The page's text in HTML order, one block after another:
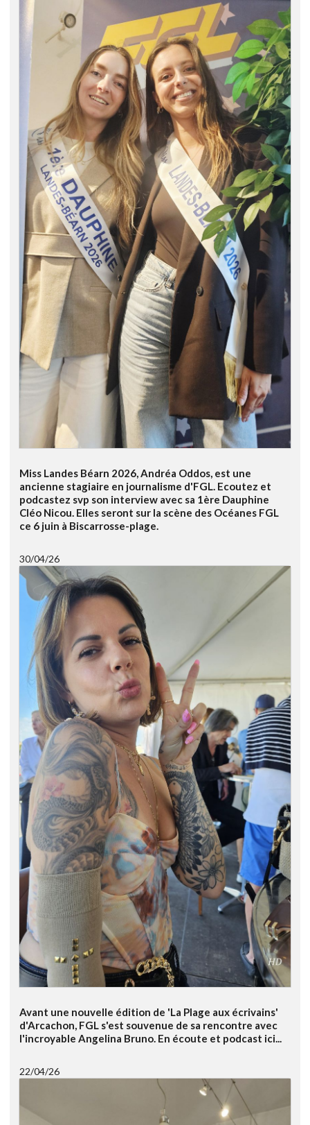
Miss Landes Béarn 2026, Andréa Oddos, est une
ancienne stagiaire en journalisme d'FGL. Ecoutez et
podcastez svp son interview avec sa 1ère Dauphine
Cléo Nicou. Elles seront sur la scène des Océanes FGL
ce 6 juin à Biscarrosse-plage.
30/04/26
Avant une nouvelle édition de 'La Plage aux écrivains'
d'Arcachon, FGL s'est souvenue de sa rencontre avec
l'incroyable Angelina Bruno. En écoute et podcast ici...
22/04/26